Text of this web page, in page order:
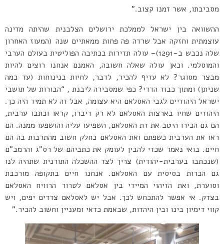
מסביבתו, אשר זמנו קצוב.”
ההשוואה בין ישראל לממלכת ירושלים הצלבנית שהיתה מדינה
עוצמתית וחזקה אבל שרדה פה פחות ממאתיים שנה (המעוז האחרון
שלה נכבש ב-1291)– עולה תדירות בכתיבה הפוליטית בעולם הערבי
והמוסלמי. וכאן עולה שאלה חשובה, האמנם אנחנו רוצים להיות
מבצר מסוגר? לא עדיף להכיר, לדבר, לחיות בנינוחות (עד כמה
שניתן) ומתוך כבוד הדדי? כפי שמסבירה ליבנת , “הבורות של תושבי
ישראל היהודיים לגבי האסלאם היא עצומה, אבל זה לא תמיד היה כך.
היהודים שחיו בארצות האסלאם לא רק דיברו, קראו וכתבו ערבית,
הם גם הכירו היטב את דת האסלאם, השפיעו עליה והושפעו ממנה. הם
ראו את הערבית כשפתם ואת האסלאם כחלק חשוב מהתרבות בה הם
חיים. בואי נאמר שכדי להבין לעומק את כתביהם של רס”ג והרמב”ם
(שנכתבו בערבית-יהודית) צריך לצד ההשכלה התורנית שתהיה לנו
גם הכרות בסיסית עם האסלאם. אנחנו חיים בתקופה מורכבת
וסוערת, ואת הזיהוי המיידי בין אסלאם לטרור הרוויח האסלאם
בצדק. אי אפשר להתכחש לכך. אבל יש לאסלאם צדדים יפים, ויש
קווי דימיון בינו ובין היהדות, שבאמת כדאי ומעניין וחשוב להכיר.”